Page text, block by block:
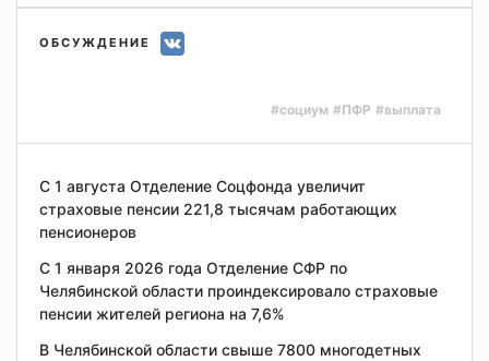
ОБСУЖДЕНИЕ
#социум #ПФР #выплата
С 1 августа Отделение Соцфонда увеличит
страховые пенсии 221,8 тысячам работающих
пенсионеров
С 1 января 2026 года Отделение СФР по
Челябинской области проиндексировало страховые
пенсии жителей региона на 7,6%
В Челябинской области свыше 7800 многодетных